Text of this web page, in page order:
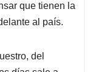
que tienen la
al país.
del